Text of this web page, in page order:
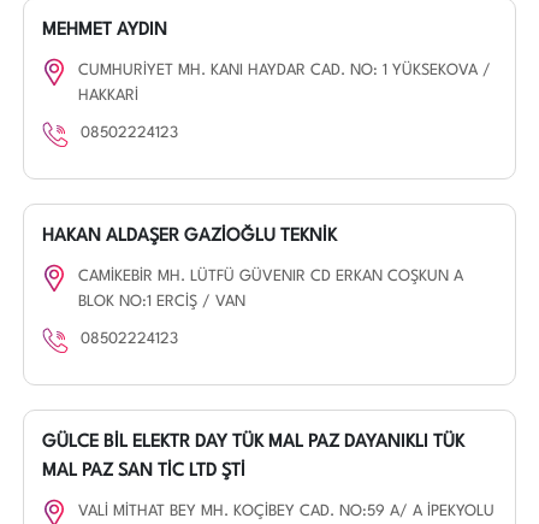
MEHMET AYDIN
CUMHURİYET MH. KANI HAYDAR CAD. NO: 1 YÜKSEKOVA /
HAKKARİ
08502224123
HAKAN ALDAŞER GAZİOĞLU TEKNİK
CAMİKEBİR MH. LÜTFÜ GÜVENIR CD ERKAN COŞKUN A
BLOK NO:1 ERCİŞ / VAN
08502224123
GÜLCE BİL ELEKTR DAY TÜK MAL PAZ DAYANIKLI TÜK
MAL PAZ SAN TİC LTD ŞTİ
VALİ MİTHAT BEY MH. KOÇİBEY CAD. NO:59 A/ A İPEKYOLU